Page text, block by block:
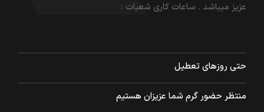
عزیز میباشد . ساعات کاری شعبات :
حتی روزهای تعطیل
منتظر حضور گرم شما عزیزان هستیم